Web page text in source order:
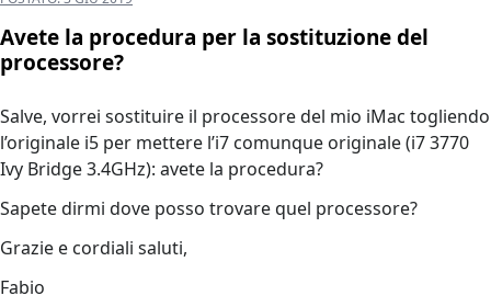
Avete la procedura per la sostituzione del
processore?
Salve, vorrei sostituire il processore del mio iMac togliendo
l’originale i5 per mettere l’i7 comunque originale (i7 3770
Ivy Bridge 3.4GHz): avete la procedura?
Sapete dirmi dove posso trovare quel processore?
Grazie e cordiali saluti,
Fabio